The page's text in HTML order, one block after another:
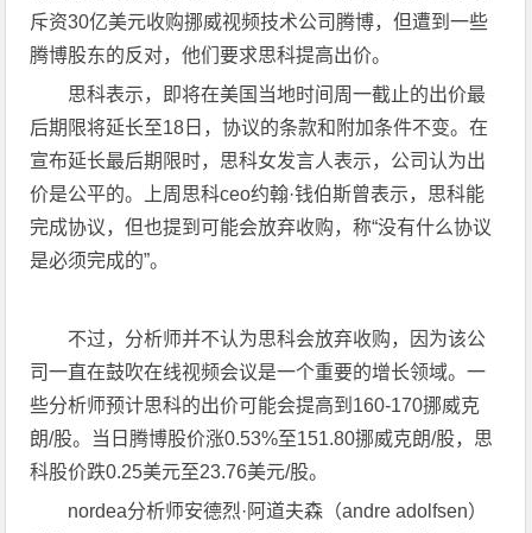
斥资30亿美元收购挪威视频技术公司腾博，但遭到一些
腾博股东的反对，他们要求思科提高出价。
思科表示，即将在美国当地时间周一截止的出价最
后期限将延长至18日，协议的条款和附加条件不变。在
宣布延长最后期限时，思科女发言人表示，公司认为出
价是公平的。上周思科ceo约翰·钱伯斯曾表示，思科能
完成协议，但也提到可能会放弃收购，称“没有什么协议
是必须完成的”。
不过，分析师并不认为思科会放弃收购，因为该公
司一直在鼓吹在线视频会议是一个重要的增长领域。一
些分析师预计思科的出价可能会提高到160-170挪威克
朗/股。当日腾博股价涨0.53%至151.80挪威克朗/股，思
科股价跌0.25美元至23.76美元/股。
nordea分析师安德烈·阿道夫森（andre adolfsen）